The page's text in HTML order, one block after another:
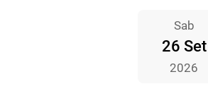
Sab
26 Set
2026